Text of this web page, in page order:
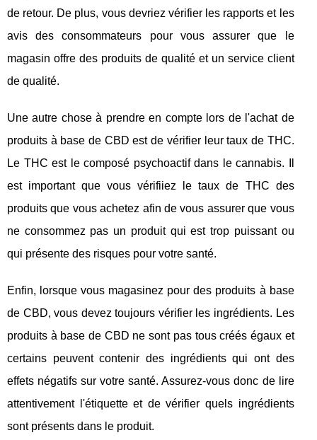
de retour. De plus, vous devriez vérifier les rapports et les
avis des consommateurs pour vous assurer que le
magasin offre des produits de qualité et un service client
de qualité.
Une autre chose à prendre en compte lors de l'achat de
produits à base de CBD est de vérifier leur taux de THC.
Le THC est le composé psychoactif dans le cannabis. Il
est important que vous vérifiiez le taux de THC des
produits que vous achetez afin de vous assurer que vous
ne consommez pas un produit qui est trop puissant ou
qui présente des risques pour votre santé.
Enfin, lorsque vous magasinez pour des produits à base
de CBD, vous devez toujours vérifier les ingrédients. Les
produits à base de CBD ne sont pas tous créés égaux et
certains peuvent contenir des ingrédients qui ont des
effets négatifs sur votre santé. Assurez-vous donc de lire
attentivement l'étiquette et de vérifier quels ingrédients
sont présents dans le produit.